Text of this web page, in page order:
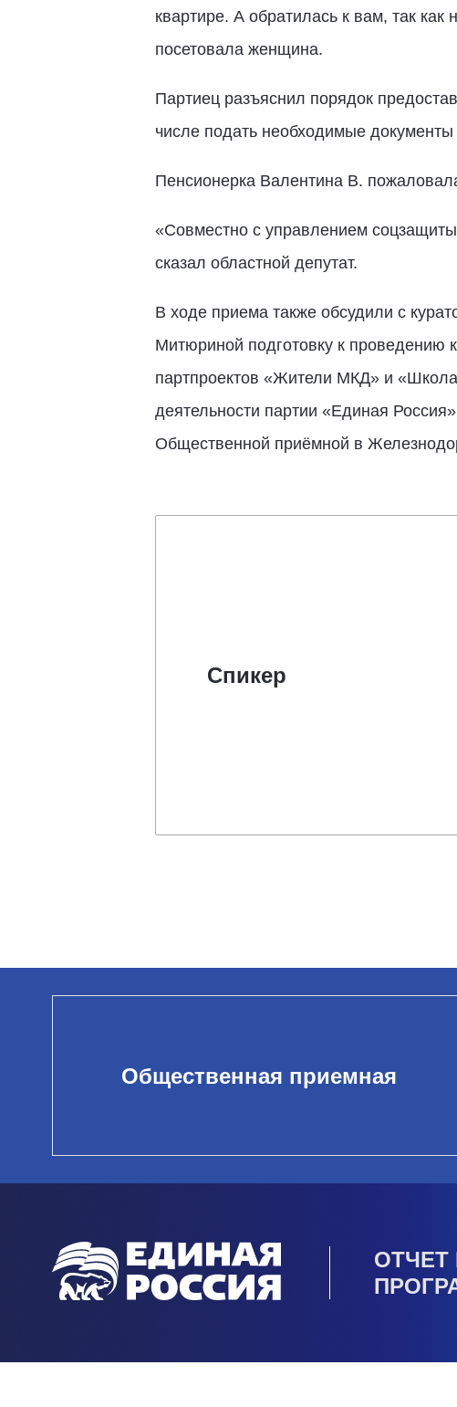
квартире. А обратилась к вам, так
посетовала женщина.
Партиец разъяснил порядок
числе подать необходимые
Пенсионерка Валентина В.
«Совместно с управлением
сказал областной депутат.
В ходе приема также обсудили с
Митюриной подготовку к проведению
партпроектов «Жители МКД» и
деятельности партии «Единая
Общественной приёмной в
Спикер
Общественная приемная